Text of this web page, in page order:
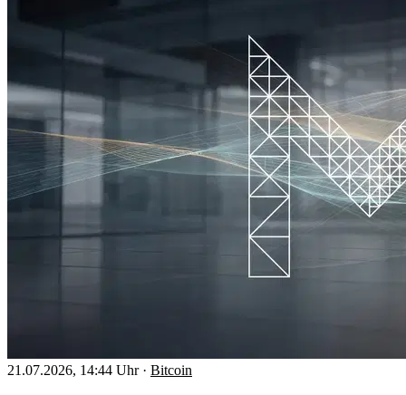
21.07.2026, 14:44 Uhr · Bitcoin